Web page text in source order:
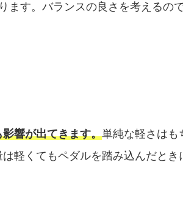
ます。バランスの良さを考えるの
響が出てきます。単純な軽さはも
軽くてもペダルを踏み込んだと